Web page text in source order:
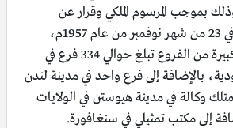
بموجب المرسوم الملكي وقرار عن
مجلس الوزراء صدر في 23 من شهر نوفمبر من عام 1957م،
ويمتلك البنك شبكة كبيرة من الفروع تبلغ حوالي 334 فرع في
بالإضافة إلى فرع واحد في مدينة لندن
وكالة في مدينة هيوستن في الولايات
إلى مكتب تمثيلي في سنغافورة.